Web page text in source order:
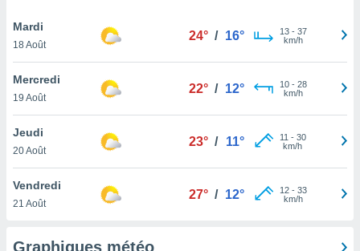
notre
que
et que
Mardi
18 Août
24° / 16° 13- 37
km/h
Mercredi
19 Août
22° / 12° 10- 28
km/h
Jeudi
20 Août
23° / 11° 11 - 30
km/h
Vendredi
21 Août
27° / 12° 12- 33
km/h
Graphiques météo